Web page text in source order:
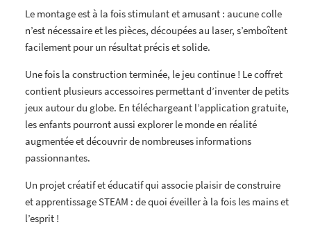
Le montage est à la fois stimulant et amusant : aucune colle
n’est nécessaire et les pièces, découpées au laser, s’emboîtent
facilement pour un résultat précis et solide.
Une fois la construction terminée, le jeu continue ! Le coffret
contient plusieurs accessoires permettant d’inventer de petits
jeux autour du globe. En téléchargeant l’application gratuite,
les enfants pourront aussi explorer le monde en réalité
augmentée et découvrir de nombreuses informations
passionnantes.
Un projet créatif et éducatif qui associe plaisir de construire
et apprentissage STEAM : de quoi éveiller à la fois les mains et
l’esprit !